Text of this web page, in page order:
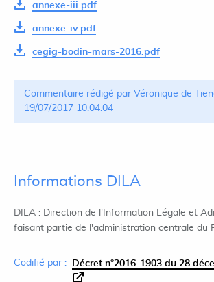
annexe-iii.pdf
annexe-iv.pdf
cegig-bodin-mars-2016.pdf
Commentaire rédigé par Véronique de
19/07/2017 10:04:04
Informations DILA
DILA : Direction de l'Information Légale et
faisant partie de l'administration centrale du
Codifié par : Décret n°2016-1903 du 28